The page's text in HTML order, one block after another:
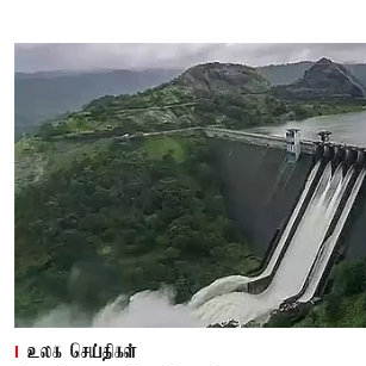
உலக செய்திகள்